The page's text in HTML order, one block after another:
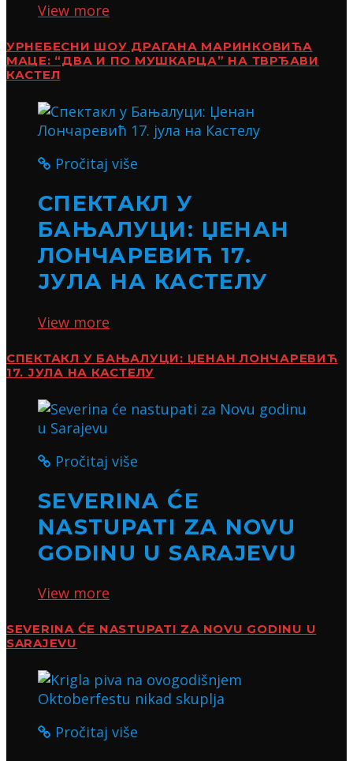
View more
УРНЕБЕСНИ ШОУ ДРАГАНА МАРИНКОВИЋА
МАЦЕ: “ДВА И ПО МУШКАРЦА” НА ТВРЂАВИ
КАСТЕЛ
Pročitaj više
СПЕКТАКЛ У
БАЊАЛУЦИ: ЏЕНАН
ЛОНЧАРЕВИЋ 17.
ЈУЛА НА КАСТЕЛУ
View more
СПЕКТАКЛ У БАЊАЛУЦИ: ЏЕНАН ЛОНЧАРЕВИЋ
17. ЈУЛА НА КАСТЕЛУ
Pročitaj više
SEVERINA ĆE
NASTUPATI ZA NOVU
GODINU U SARAJEVU
View more
SEVERINA ĆE NASTUPATI ZA NOVU GODINU U
SARAJEVU
Pročitaj više